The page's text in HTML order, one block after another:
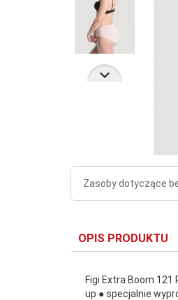
Zasoby dotyczące
OPIS PRODUKTU
Figi Extra Boom
up ● specjalnie